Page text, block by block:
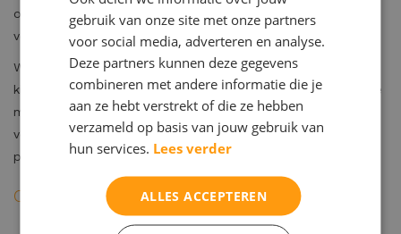
op. Wij hebben geen wachtlijsten en helpen u graag snel
verder.
Wij maken onze onderzoeken en begeleiding bereikbaar voor
kinderen en jongeren uit het hele land. Daarom bieden wij de
mogelijkheid om het intakegesprek en nagesprek online te
voeren. Uw kind komt alleen voor de testafname naar onze
praktijk in Bilthoven.
Contactformulier
gebruik van onze site met onze partners
voor social media, adverteren en analyse.
Deze partners kunnen deze gegevens
combineren met andere informatie die je
aan ze hebt verstrekt of die ze hebben
verzameld op basis van jouw gebruik van
hun services. Lees verder
ALLES ACCEPTEREN